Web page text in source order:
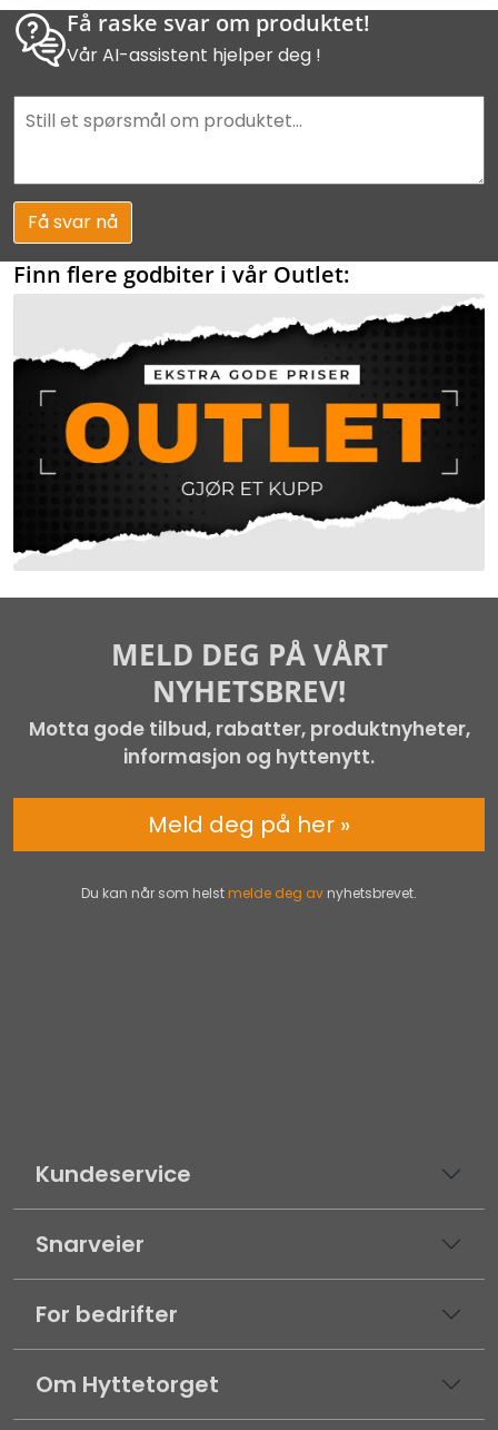
Få raske svar om produktet!
Vår AI-assistent hjelper deg !
Få svar nå
Finn flere godbiter i vår Outlet:
Kundeservice
Snarveier
For bedrifter
Om Hyttetorget
MELD DEG PÅ VÅRT
NYHETSBREV!
Motta gode tilbud, rabatter, produktnyheter,
informasjon og hyttenytt.
Du kan når som helst melde deg av nyhetsbrevet.
Meld deg på her »